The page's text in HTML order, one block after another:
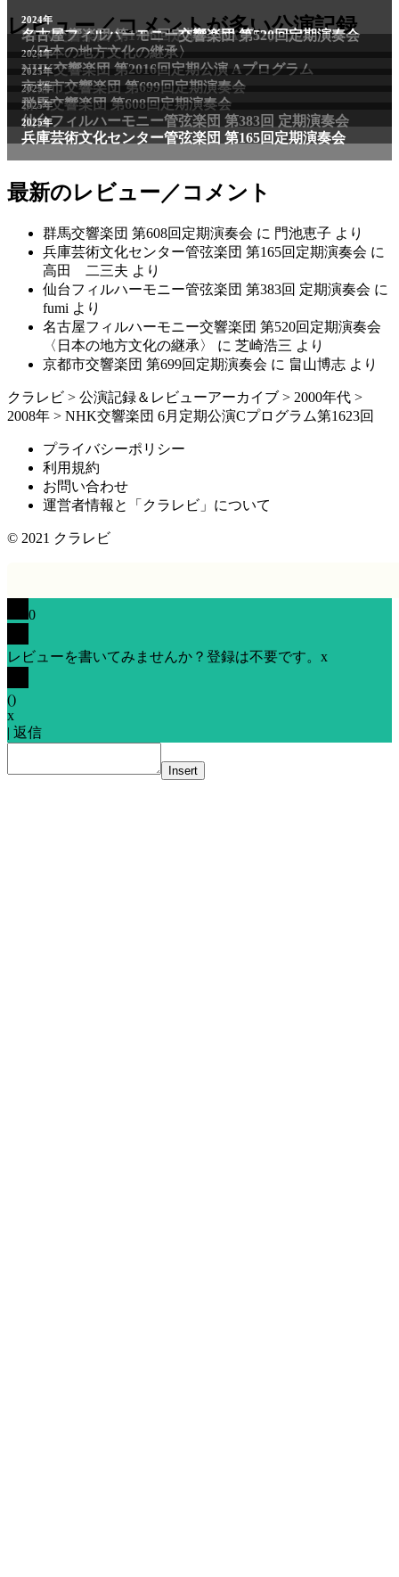
レビュー／コメントが多い公演記録
2011年
NHK交響楽団 第1706回定期公演Aプログラム
2024年
名古屋フィルハーモニー交響楽団 第520回定期演奏会
〈日本の地方文化の継承〉
2024年
NHK交響楽団 第2016回定期公演 Aプログラム
2025年
京都市交響楽団 第699回定期演奏会
2025年
群馬交響楽団 第608回定期演奏会
2025年
仙台フィルハーモニー管弦楽団 第383回 定期演奏会
2025年
兵庫芸術文化センター管弦楽団 第165回定期演奏会
最新のレビュー／コメント
群馬交響楽団 第608回定期演奏会 に 門池恵子 より
兵庫芸術文化センター管弦楽団 第165回定期演奏会 に
高田 二三夫 より
仙台フィルハーモニー管弦楽団 第383回 定期演奏会 に
fumi より
名古屋フィルハーモニー交響楽団 第520回定期演奏会
〈日本の地方文化の継承〉
に 芝崎浩三 より
京都市交響楽団 第699回定期演奏会 に 畠山博志 より
クラレビ > 公演記録＆レビューアーカイブ > 2000年代 >
2008年 > NHK交響楽団 6月定期公演Cプログラム第1623回
プライバシーポリシー
利用規約
お問い合わせ
運営者情報と「クラレビ」について
© 2021 クラレビ
0
レビューを書いてみませんか？登録は不要です。 x
()
x
| 返信
Insert